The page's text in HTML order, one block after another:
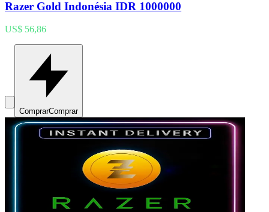
Razer Gold Indonésia IDR 1000000
US$ 56,86
ComprarComprar